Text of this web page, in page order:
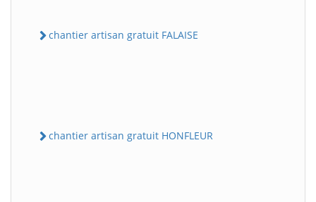
chantier artisan gratuit FALAISE
chantier artisan gratuit HONFLEUR